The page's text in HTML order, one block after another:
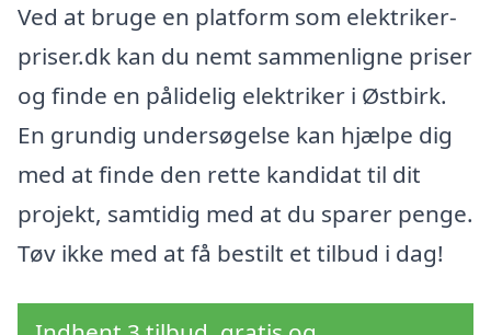
Ved at bruge en platform som elektriker-
priser.dk kan du nemt sammenligne priser
og finde en pålidelig elektriker i Østbirk.
En grundig undersøgelse kan hjælpe dig
med at finde den rette kandidat til dit
projekt, samtidig med at du sparer penge.
Tøv ikke med at få bestilt et tilbud i dag!